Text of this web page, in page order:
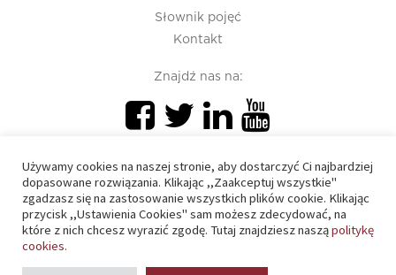
Słownik pojęć
Kontakt
Znajdź nas na:
PIU 2020 © All right reserved
Używamy cookies na naszej stronie, aby dostarczyć Ci najbardziej
dopasowane rozwiązania. Klikając ,,Zaakceptuj wszystkie"
zgadzasz się na zastosowanie wszystkich plików cookie. Klikając
przycisk ,,Ustawienia Cookies" sam możesz zdecydować, na
które z nich chcesz wyrazić zgodę. Tutaj znajdziesz nasząpolitykę
cookies.